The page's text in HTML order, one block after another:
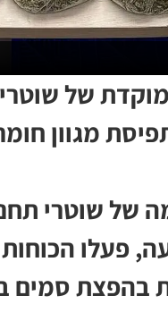
של
מגוון
של שוטרי
פעלו
בהפצת סמים